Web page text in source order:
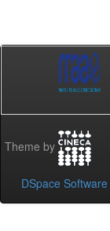
Theme by
DSpace Software